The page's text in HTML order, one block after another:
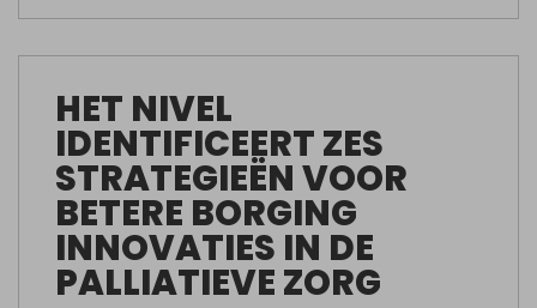
HET NIVEL
IDENTIFICEERT ZES
STRATEGIEËN VOOR
BETERE BORGING
INNOVATIES IN DE
PALLIATIEVE ZORG